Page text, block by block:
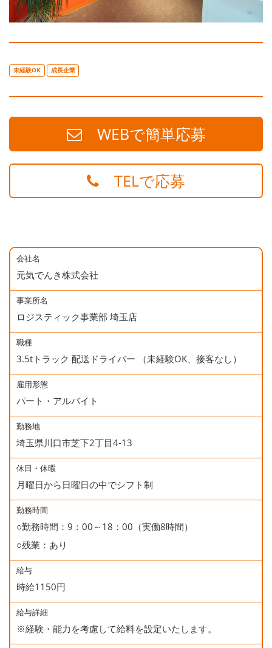
未経験OK 成長企業
WEBで簡単応募
TELで応募
会社名
元気でんき株式会社
事業所名
ロジスティック事業部 埼玉店
職種
3.5tトラック 配送ドライバー （未経験OK、接客なし）
雇用形態
パート・アルバイト
勤務地
埼玉県川口市芝下2丁目4‐13
休日・休暇
月曜日から日曜日の中でシフト制
勤務時間
○勤務時間：9：00～18：00（実働8時間）
○残業：あり
給与
時給1150円
給与詳細
※経験・能力を考慮して給料を設定いたします。